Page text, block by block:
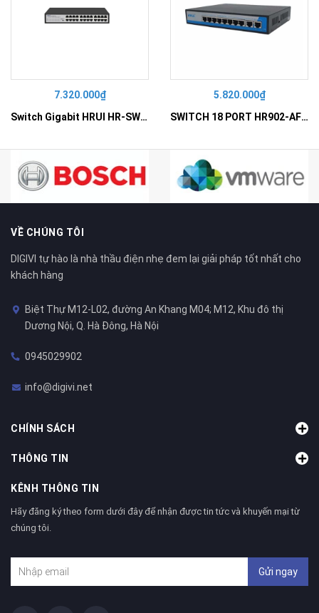
7.320.000₫
Switch Gigabit HRUI HR-SWG10240D
5.820.000₫
SWITCH 18 PORT HR902-AF162G-300 – Switch PoE 16 Cổng
VỀ CHÚNG TÔI
DIGIVI tự hào là nhà thầu điện nhẹ đem lại giải pháp tốt nhất cho
khách hàng
Biệt Thự M12-L02, đường An Khang M04; M12, Khu đô thị
Dương Nội, Q. Hà Đông, Hà Nội
0945029902
info@digivi.net
CHÍNH SÁCH
THÔNG TIN
KÊNH THÔNG TIN
Hãy đăng ký theo form dưới đây để nhận được tin tức và khuyến mại từ
chúng tôi.
Gửi ngay